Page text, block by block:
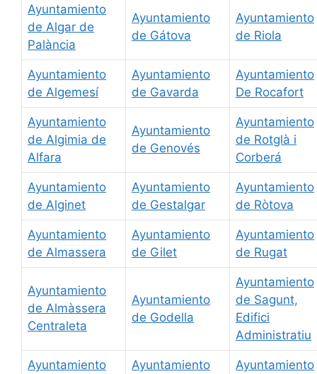
Ayuntamiento
de Algar de
Palància
Ayuntamiento
de Gátova
Ayuntamiento
de Riola
Ayuntamiento
de Algemesí
Ayuntamiento
de Gavarda
Ayuntamiento
De Rocafort
Ayuntamiento
de Algimia de
Alfara
Ayuntamiento
de Genovés
Ayuntamiento
de Rotglà i
Corberá
Ayuntamiento
de Alginet
Ayuntamiento
de Gestalgar
Ayuntamiento
de Ròtova
Ayuntamiento
de Almassera
Ayuntamiento
de Gilet
Ayuntamiento
de Rugat
Ayuntamiento
de Almàssera
Centraleta
Ayuntamiento
de Godella
Ayuntamiento
de Sagunt,
Edifici
Administratiu
Ayuntamiento
Ayuntamiento
Ayuntamiento